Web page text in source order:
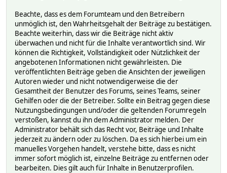
Beachte, dass es dem Forumteam und den Betreibern
unmöglich ist, den Wahrheitsgehalt der Beiträge zu bestätigen.
Beachte weiterhin, dass wir die Beiträge nicht aktiv
überwachen und nicht für die Inhalte verantwortlich sind. Wir
können die Richtigkeit, Vollständigkeit oder Nützlichkeit der
angebotenen Informationen nicht gewährleisten. Die
veröffentlichten Beiträge geben die Ansichten der jeweiligen
Autoren wieder und nicht notwendigerweise die der
Gesamtheit der Benutzer des Forums, seines Teams, seiner
Gehilfen oder die der Betreiber. Sollte ein Beitrag gegen diese
Nutzungsbedingungen und/oder die geltenden Forumregeln
verstoßen, kannst du ihn dem Administrator melden. Der
Administrator behält sich das Recht vor, Beiträge und Inhalte
jederzeit zu ändern oder zu löschen. Da es sich hierbei um ein
manuelles Vorgehen handelt, verstehe bitte, dass es nicht
immer sofort möglich ist, einzelne Beiträge zu entfernen oder
bearbeiten. Dies gilt auch für Inhalte in Benutzerprofilen.